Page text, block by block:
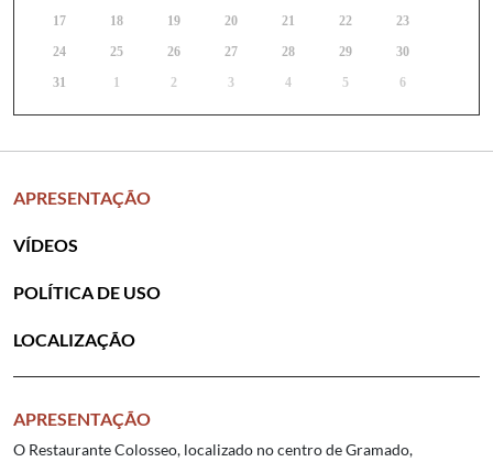
17
18 19 20 21 22
23
24
25 26 27 28 29
30
31
1 2 3 4 5 6
APRESENTAÇÃO
VÍDEOS
POLÍTICA DE USO
LOCALIZAÇÃO
APRESENTAÇÃO
O Restaurante Colosseo, localizado no centro de Gramado,